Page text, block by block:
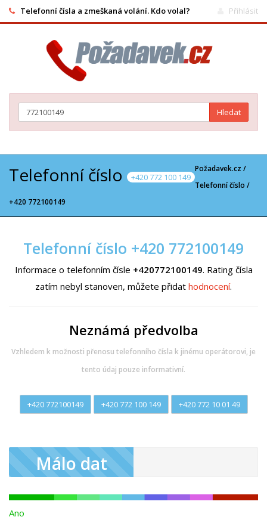
Telefonní čísla a zmeškaná volání. Kdo volal? Přihlásit
Hledat
Telefonní číslo +420 772 100 149
Požadavek.cz /
Telefonní číslo /
+420 772100149
Telefonní číslo +420 772100149
Informace o telefonním čísle +420772100149. Rating čísla
zatím nebyl stanoven, můžete přidat hodnocení.
Neznámá předvolba
Vzhledem k možnosti přenosu telefonního čísla k jinému operátorovi, je
tento údaj pouze informativní.
+420 772100149 +420 772 100 149 +420 772 10 01 49
Málo dat
Ano